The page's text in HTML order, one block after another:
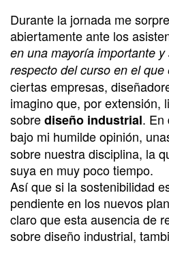
Durante la jornada me
abiertamente ante los
en una mayoría importante
respecto del curso en el que
ciertas empresas,
imagino que, por extensión,
sobrediseño industrial. En
bajo mi humilde opinión,
sobre nuestra disciplina, la
suya en muy poco tiempo.
Así que si la sostenibilidad
pendiente en los nuevos
claro que esta ausencia de
sobre diseño industrial,